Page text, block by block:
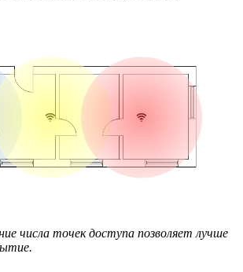
числа точек доступа позволяет лучше